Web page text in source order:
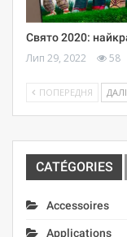
Свято 2020:
Лип 29, 2022 58
ПОПЕРЕДНЯ ДАЛІ
CATÉGORIES
Accessoires
Applications